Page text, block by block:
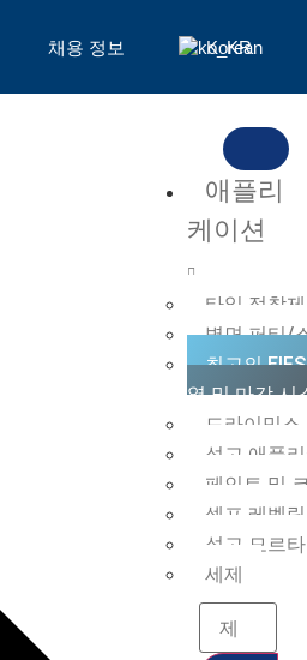
채용 정보 Korean
애플리
케이션
타일 접착제
벽면 퍼티/
최고의
열 및 마감 시
드라이믹
석고 애플
페인트 및
셀프 레벨
석고 모르
세제